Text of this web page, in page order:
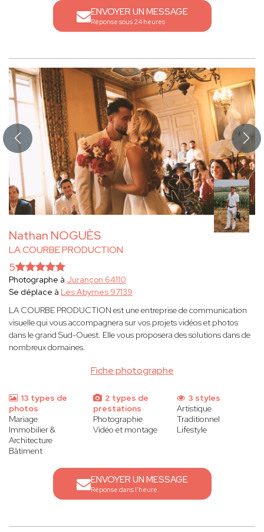
ENVOYER UN MESSAGE
Réponse sous 24 heures
Nathan NOGUÈS
LA COURBE PRODUCTION
Fiche photographe
5
Photographe à Jurançon 64110
Se déplace à Les Abymes 97139
LA COURBE PRODUCTION est une entreprise de communication
visuelle qui vous accompagnera sur vos projets vidéos et photos
dans le grand Sud-Ouest. Elle vous proposera des solutions dans de
nombreux domaines.
13 types de
photos
Mariage
Immobilier &
Architecture
Bâtiment
2 types de
prestations
Photographie
Vidéo et montage
3 styles
Artistique
Traditionnel
Lifestyle
ENVOYER UN MESSAGE
Réponse dans l'heure